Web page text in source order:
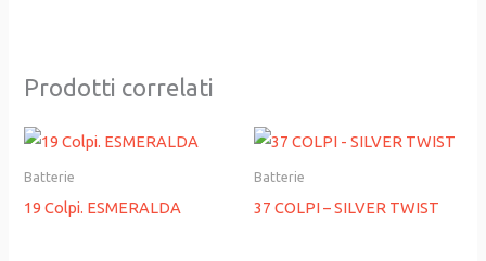
Prodotti correlati
Batterie
19 Colpi. ESMERALDA
Batterie
37 COLPI – SILVER TWIST